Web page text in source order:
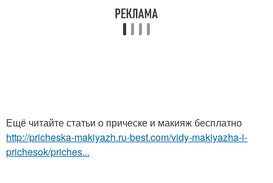
Ещё читайте статьи о прическе и макияж бесплатно
http://pricheska-makiyazh.ru-best.com/vidy-makiyazha-i-
prichesok/priches...